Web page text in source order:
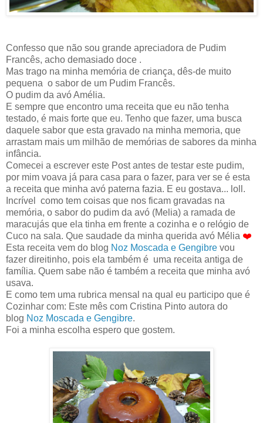
Confesso que não sou grande apreciadora de Pudim
Francês, acho demasiado doce .
Mas trago na minha memória de criança, dês-de muito
pequena o sabor de um Pudim Francês.
O pudim da avó Amélia.
E sempre que encontro uma receita que eu não tenha
testado, é mais forte que eu. Tenho que fazer, uma busca
daquele sabor que esta gravado na minha memoria, que
arrastam mais um milhão de memórias de sabores da minha
infância.
Comecei a escrever este Post antes de testar este pudim,
por mim voava já para casa para o fazer, para ver se é esta
a receita que minha avó paterna fazia. E eu gostava... loll.
Incrível como tem coisas que nos ficam gravadas na
memória, o sabor do pudim da avó (Melia) a ramada de
maracujás que ela tinha em frente a cozinha e o relógio de
Cuco na sala. Que saudade da minha querida avó Mélia ❤️
Esta receita vem do blog Noz Moscada e Gengibre vou
fazer direitinho, pois ela também é uma receita antiga de
família. Quem sabe não é também a receita que minha avó
usava.
E como tem uma rubrica mensal na qual eu participo que é
Cozinhar com: Este mês com Cristina Pinto autora do
blog Noz Moscada e Gengibre.
Foi a minha escolha espero que gostem.